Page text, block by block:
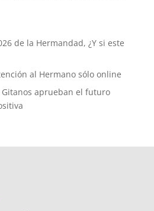
de la Hermandad, ¿Y si este
al Hermano sólo online
Gitanos aprueban el futuro